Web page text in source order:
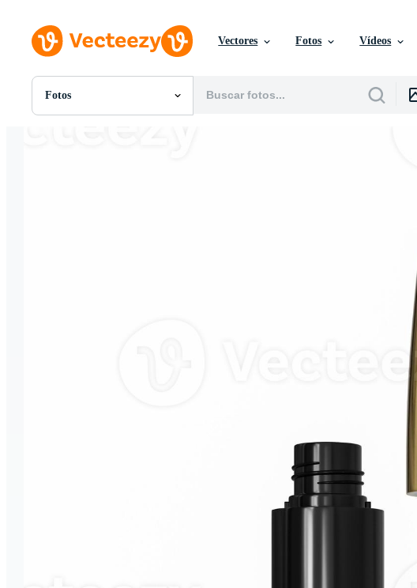
Vectores Fotos Vídeos
Fotos
Todas Imágenes